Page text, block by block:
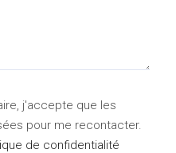
j'accepte que les
pour me recontacter.
de confidentialité